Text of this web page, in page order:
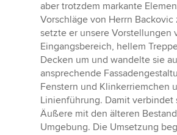
aber trotzdem markante
Vorschläge von Herrn
setzte er unsere Vorstellungen
Eingangsbereich, hellem
Decken um und wandelte sie
ansprechende
Fenstern und Klinkerriemchen
Linienführung. Damit verbindet
Äußere mit den älteren
Umgebung. Die Umsetzung